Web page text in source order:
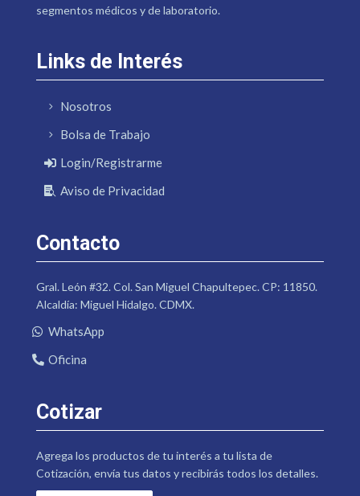
segmentos médicos y de laboratorio.
Links de Interés
Nosotros
Bolsa de Trabajo
Login/Registrarme
Aviso de Privacidad
Contacto
Gral. León #32. Col. San Miguel Chapultepec. CP: 11850.
Alcaldía: Miguel Hidalgo. CDMX.
WhatsApp
Oficina
Cotizar
Agrega los productos de tu interés a tu lista de
Cotización, envía tus datos y recibirás todos los detalles.